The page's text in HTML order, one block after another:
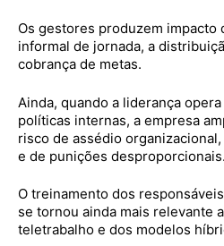
Os gestores produzem
informal de jornada, a
cobrança de metas.
Ainda, quando a liderança
políticas internas, a empresa
risco de assédio
e de punições desproporcionais.
O treinamento dos
se tornou ainda mais relevante
teletrabalho e dos modelos